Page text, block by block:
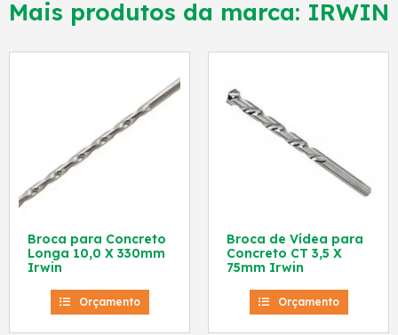
Mais produtos da marca: IRWIN
Broca para Concreto
Longa 10,0 X 330mm
Irwin
Orçamento
Broca de Vídea para
Concreto CT 3,5 X
75mm Irwin
Orçamento